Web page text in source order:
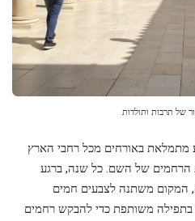
של תרבות ותולדות
מתמלאת באורחים מכל רחבי הארץ
הרחמים של השם. כל שנה, ברגע
המקום משתנה לצבעים חמים
בתפילה משותפת כדי להבקש רחמים